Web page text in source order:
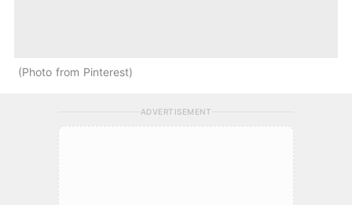
Photo from Pinterest
ADVERTISEMENT